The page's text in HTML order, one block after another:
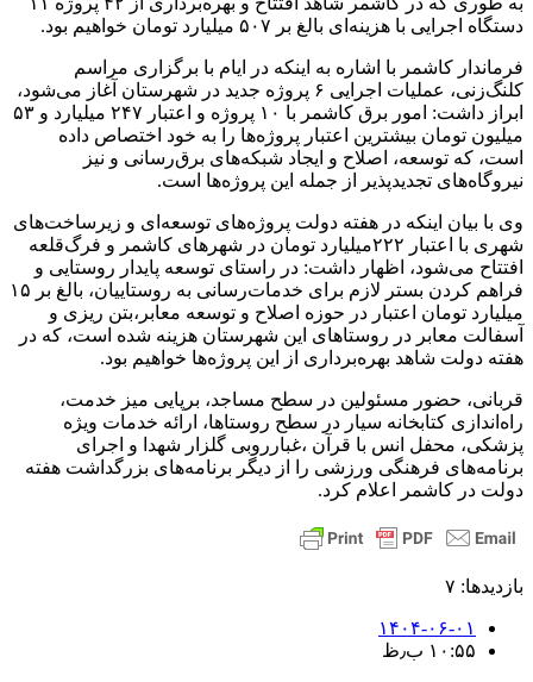
دستگاه اجرایی با هزینه‌ای بالغ بر ۵۰۷ میلیارد تومان خواهیم بود.
فرماندار کاشمر با اشاره به اینکه در ایام با برگزاری مراسم
کلنگ‌زنی، عملیات اجرایی ۶ پروژه جدید در شهرستان آغاز می‌شود،
ابراز داشت: امور برق کاشمر با ۱۰ پروژه و اعتبار ۲۴۷ میلیارد و ۵۳
میلیون تومان بیشترین اعتبار پروژه‌ها را به خود اختصاص داده
است، که توسعه، اصلاح و ایجاد شبکه‌های برق‌رسانی و نیز
نیروگاه‌های تجدیدپذیر از جمله این پروژه‌ها است.
وی با بیان اینکه در هفته دولت پروژه‌های توسعه‌ای و زیرساخت‌های
شهری با اعتبار ۲۲۲میلیارد تومان در شهرهای کاشمر و فرگ‌قلعه
افتتاح می‌شود، اظهار داشت: در راستای توسعه پایدار روستایی و
فراهم کردن بستر لازم برای خدمات‌رسانی به روستاییان، بالغ بر ۱۵
میلیارد تومان اعتبار در حوزه اصلاح و توسعه معابر،بتن ریزی و
آسفالت معابر در روستاهای این شهرستان هزینه شده است، که در
هفته دولت شاهد بهره‌برداری از این پروژه‌ها خواهیم بود.
قربانی، حضور مسئولین در سطح مساجد، برپایی میز خدمت،
راه‌اندازی کتابخانه سیار در سطح روستاها، ارائه خدمات ویژه
پزشکی، محفل انس با قرآن ،غبارروبی گلزار شهدا و اجرای
برنامه‌های فرهنگی ورزشی را از دیگر برنامه‌های بزرگداشت هفته
دولت در کاشمر اعلام کرد.
بازدیدها: ۷
۱۴۰۴-۰۶-۰۱
۱۰:۵۵ ب٫ظ